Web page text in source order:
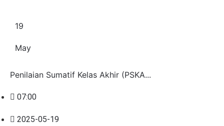
19
May
Penilaian Sumatif Kelas Akhir (PSKA...
07:00
2025-05-19